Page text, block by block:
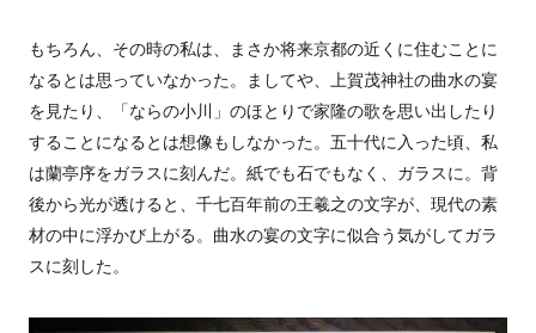
もちろん、その時の私は、まさか将来京都の近くに住むことに
なるとは思っていなかった。ましてや、上賀茂神社の曲水の宴
を見たり、「ならの小川」のほとりで家隆の歌を思い出したり
することになるとは想像もしなかった。五十代に入った頃、私
は蘭亭序をガラスに刻んだ。紙でも石でもなく、ガラスに。背
後から光が透けると、千七百年前の王羲之の文字が、現代の素
材の中に浮かび上がる。曲水の宴の文字に似合う気がしてガラ
スに刻した。